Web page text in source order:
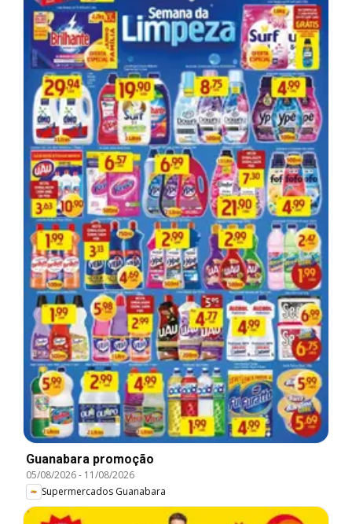
Guanabara promoção
05/08/2026- 11/08/2026
Supermercados Guanabara